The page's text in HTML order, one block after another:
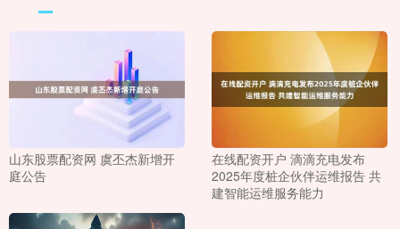
山东股票配资网 虞丕杰新增开
庭公告
在线配资开户 滴滴充电发布
2025年度桩企伙伴运维报告 共
建智能运维服务能力